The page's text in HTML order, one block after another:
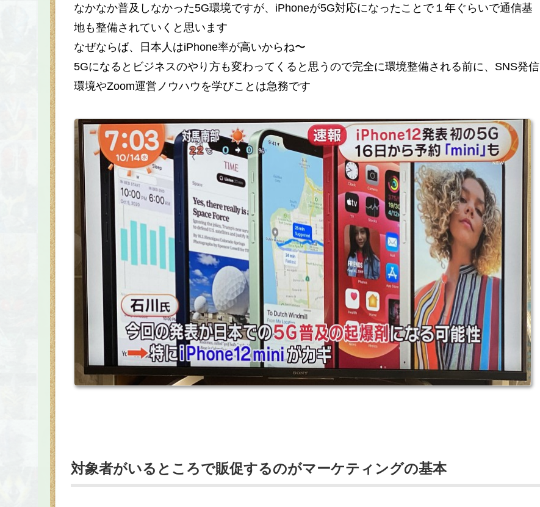
なかなか普及しなかった5G環境ですが、iPhoneが5G対応になったことで１年ぐらいで通信基
地も整備されていくと思います
なぜならば、日本人はiPhone率が高いからね〜
5Gになるとビジネスのやり方も変わってくると思うので完全に環境整備される前に、SNS発信
環境やZoom運営ノウハウを学びことは急務です
対象者がいるところで販促するのがマーケティングの基本